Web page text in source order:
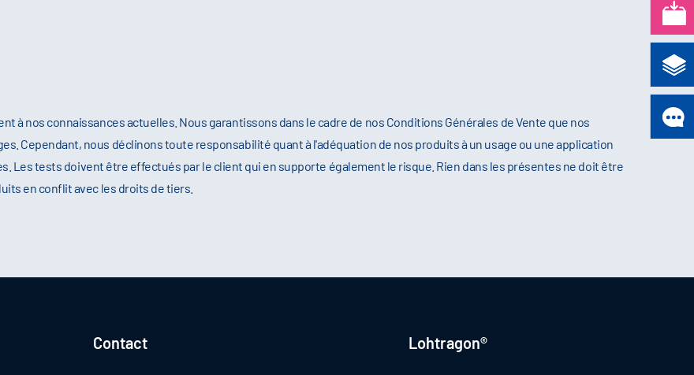
à nos connaissances actuelles. Nous garantissons dans le cadre de nos Conditions Générales de Vente que nos
Cependant, nous déclinons toute responsabilité quant à l'adéquation de nos produits à un usage ou une application
Les tests doivent être effectués par le client qui en supporte également le risque. Rien dans les présentes ne doit être
en conflit avec les droits de tiers.
Contact Lohtragon®